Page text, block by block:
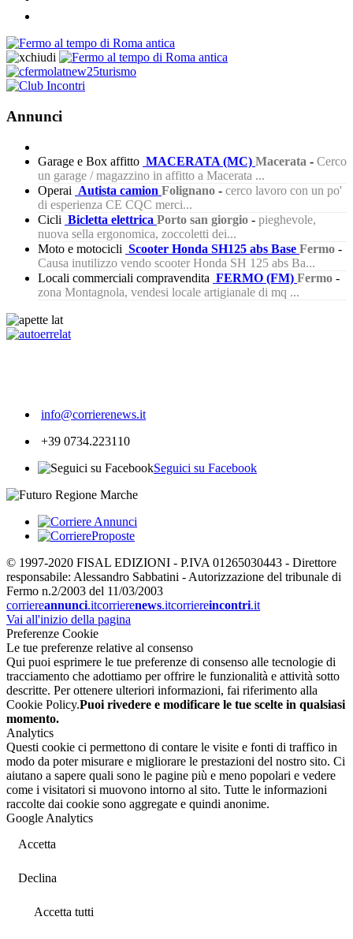
Annunci
Garage e Box affitto MACERATA (MC) Macerata - Cerco
un garage / magazzino in affitto a Macerata ...
Operai Autista camion Folignano - cerco lavoro con un po'
di esperienza CE CQC merci...
Cicli Bicletta elettrica Porto san giorgio - pieghevole,
nuova sella ergonomica, zoccoletti dei...
Moto e motocicli Scooter Honda SH125 abs Base Fermo -
Causa inutilizzo vendo scooter Honda SH 125 abs Ba...
Locali commerciali compravendita FERMO (FM) Fermo -
zona Montagnola, vendesi locale artigianale di mq ...
info@corrierenews.it
+39 0734.223110
Seguici su Facebook
© 1997-2020 FISAL EDIZIONI - P.IVA 01265030443 - Direttore
responsabile: Alessandro Sabbatini - Autorizzazione del tribunale di
Fermo n.2/2003 del 11/03/2003
corriereannunci.itcorrierenews.itcorriereincontri.it
Vai all'inizio della pagina
Preferenze Cookie
Le tue preferenze relative al consenso
Qui puoi esprimere le tue preferenze di consenso alle tecnologie di
tracciamento che adottiamo per offrire le funzionalità e attività sotto
descritte. Per ottenere ulteriori informazioni, fai riferimento alla
Cookie Policy.Puoi rivedere e modificare le tue scelte in qualsiasi
momento.
Analytics
Questi cookie ci permettono di contare le visite e fonti di traffico in
modo da poter misurare e migliorare le prestazioni del nostro sito. Ci
aiutano a sapere quali sono le pagine più e meno popolari e vedere
come i visitatori si muovono intorno al sito. Tutte le informazioni
raccolte dai cookie sono aggregate e quindi anonime.
Google Analytics
Accetta
Declina
Accetta tutti